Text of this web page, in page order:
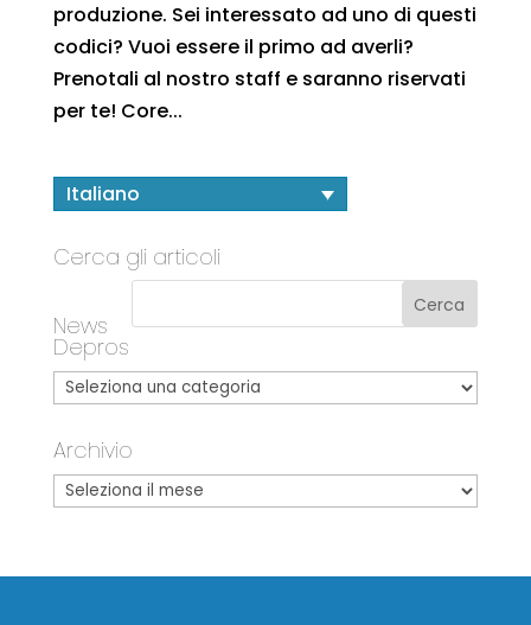
produzione. Sei interessato ad uno di questi
codici? Vuoi essere il primo ad averli?
Prenotali al nostro staff e saranno riservati
per te! Core...
Italiano
Cerca gli articoli
News
Depros
Archivio